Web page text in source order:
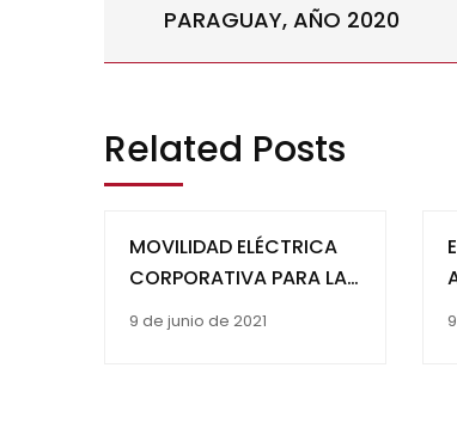
PARAGUAY, AÑO 2020
Related Posts
MOVILIDAD ELÉCTRICA
CORPORATIVA PARA LA
REDUCCION DE
9 de junio de 2021